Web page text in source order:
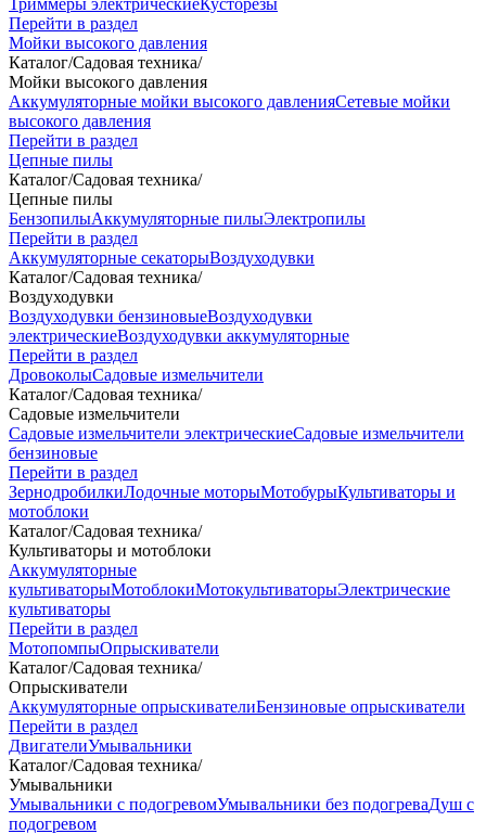
Триммеры электрическиеКусторезы
Перейти в раздел
Мойки высокого давления
Каталог/Садовая техника/
Мойки высокого давления
Аккумуляторные мойки высокого давленияСетевые мойки
высокого давления
Перейти в раздел
Цепные пилы
Каталог/Садовая техника/
Цепные пилы
БензопилыАккумуляторные пилыЭлектропилы
Перейти в раздел
Аккумуляторные секаторыВоздуходувки
Каталог/Садовая техника/
Воздуходувки
Воздуходувки бензиновыеВоздуходувки
электрическиеВоздуходувки аккумуляторные
Перейти в раздел
ДровоколыСадовые измельчители
Каталог/Садовая техника/
Садовые измельчители
Садовые измельчители электрическиеСадовые измельчители
бензиновые
Перейти в раздел
ЗернодробилкиЛодочные моторыМотобурыКультиваторы и
мотоблоки
Каталог/Садовая техника/
Культиваторы и мотоблоки
Аккумуляторные
культиваторыМотоблокиМотокультиваторыЭлектрические
культиваторы
Перейти в раздел
МотопомпыОпрыскиватели
Каталог/Садовая техника/
Опрыскиватели
Аккумуляторные опрыскивателиБензиновые опрыскиватели
Перейти в раздел
ДвигателиУмывальники
Каталог/Садовая техника/
Умывальники
Умывальники с подогревомУмывальники без подогреваДуш с
подогревом